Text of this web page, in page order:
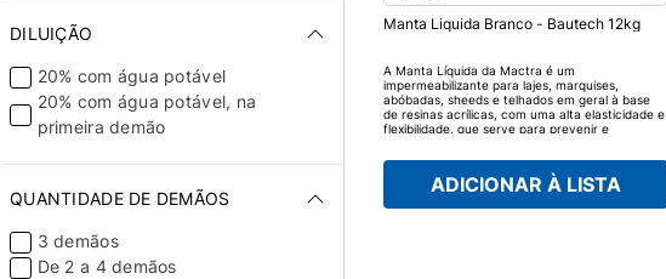
DILUIÇÃO
20% com água potável
20% com água potável, na
primeira demão
QUANTIDADE DE DEMÃOS
3 demãos
De 2 a 4 demãos
Manta Liquida Branco - Bautech 12kg
A Manta Líquida da Mactra é um
impermeabilizante para lajes, marquises,
abóbadas, sheeds e telhados em geral à base
de resinas acrílicas, com uma alta elasticidade e
flexibilidade, que serve para prevenir e
rápida e sem emendas. A Manta Líquida da
Mactra possui cor branca, ajuda a proteger do
calor do sol, resistindo às intempéries e podendo
ADICIONAR À LISTA